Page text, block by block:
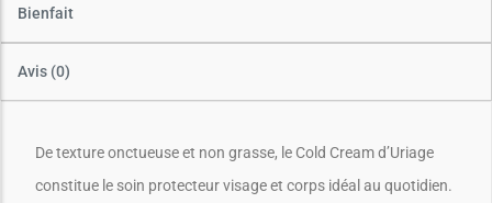
Bienfait
Avis (0)
De texture onctueuse et non grasse, le Cold Cream d’Uriage
constitue le soin protecteur visage et corps idéal au quotidien.